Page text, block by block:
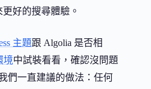
更好的搜尋體驗。
主題跟 Algolia 是否相
境中試裝看看，確認沒問題
們一直建議的做法：任何